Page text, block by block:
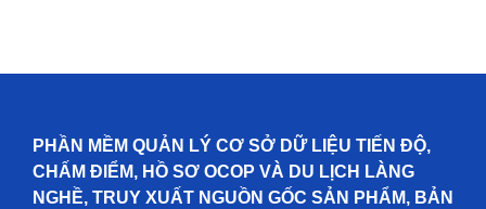
PHẦN MỀM QUẢN LÝ CƠ SỞ DỮ LIỆU TIẾN ĐỘ,
CHẤM ĐIỂM, HỒ SƠ OCOP VÀ DU LỊCH LÀNG
NGHỀ, TRUY XUẤT NGUỒN GỐC SẢN PHẨM, BẢN